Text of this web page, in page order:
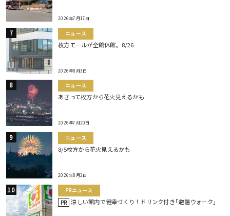
2026年7月17日
ニュース
枚方モールが全館休館。8/26
2026年8月3日
ニュース
あさって枚方から花火見えるかも
2026年7月20日
ニュース
8/5枚方から花火見えるかも
2026年8月2日
PRニュース
PR 涼しい館内で健幸づくり！ドリンク付き｢避暑ウォーク｣